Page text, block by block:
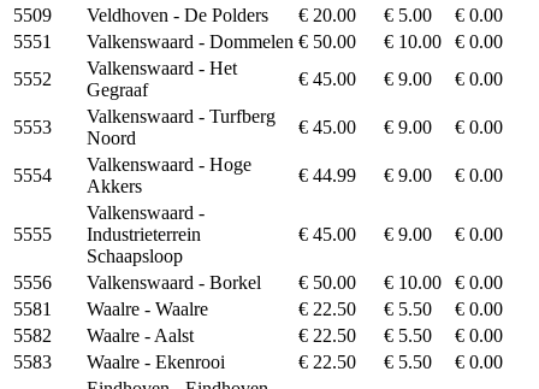
5509
Veldhoven - De Polders € 20.00 € 5.00
€ 0.00
5551
Valkenswaard - Dommelen € 50.00 € 10.00
€ 0.00
5552
Valkenswaard - Het
Gegraaf
€ 45.00 € 9.00 € 0.00
5553
Valkenswaard - Turfberg
Noord
€ 45.00 € 9.00 € 0.00
5554
Valkenswaard - Hoge
Akkers
€ 44.99 € 9.00 € 0.00
5555
Valkenswaard -
Industrieterrein
Schaapsloop
€ 45.00 € 9.00 € 0.00
5556 Valkenswaard - Borkel € 50.00 € 10.00
€ 0.00
5581
Waalre - Waalre € 22.50 € 5.50
€ 0.00
5582
Waalre - Aalst € 22.50 € 5.50
€ 0.00
5583
Waalre - Ekenrooi € 22.50 € 5.50
€ 0.00